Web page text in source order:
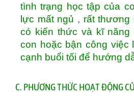
tình trạng học tập của
lực mất ngủ , rất
có kiến thức và kĩ năng
con hoặc bận công việc
cạnh buổi tối để hướng
C. PHƯƠNG THỨC HOẠT ĐỘNG